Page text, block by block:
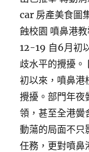
car 房產美食圖
蝕校園 噴鼻港
12-19 自6月初
歧水平的攪擾。
初以來，噴鼻港
攪擾。部門年夜
領，甚至全港黌
動蕩的局面不只
任務，更對噴鼻